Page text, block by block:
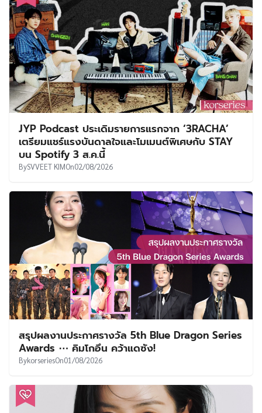
JYP Podcast ประเดิมรายการแรกจาก ‘3RACHA’
เตรียมแชร์แรงบันดาลใจและโมเมนต์พิเศษกับ STAY
บน Spotify 3 ส.ค.นี้
BySVVEET KIMOn02/08/2026
สรุปผลงานประกาศรางวัล 5th Blue Dragon Series
Awards ⋯ คิมโกอึน คว้าแดซัง!
BykorseriesOn01/08/2026